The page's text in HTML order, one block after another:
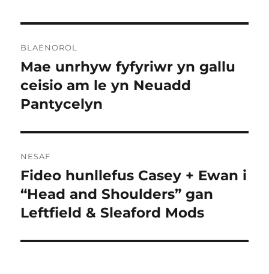
cofnod
BLAENOROL
Cofnod
blaenorol:
Mae unrhyw fyfyriwr yn gallu
ceisio am le yn Neuadd
Pantycelyn
NESAF
Cofnod
nesaf:
Fideo hunllefus Casey + Ewan i
“Head and Shoulders” gan
Leftfield & Sleaford Mods